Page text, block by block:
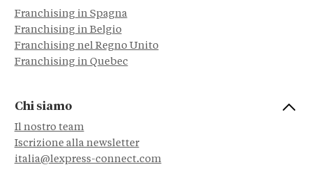
Franchising in Spagna
Franchising in Belgio
Franchising nel Regno Unito
Franchising in Quebec
Chi siamo
Il nostro team
Iscrizione alla newsletter
italia@lexpress-connect.com